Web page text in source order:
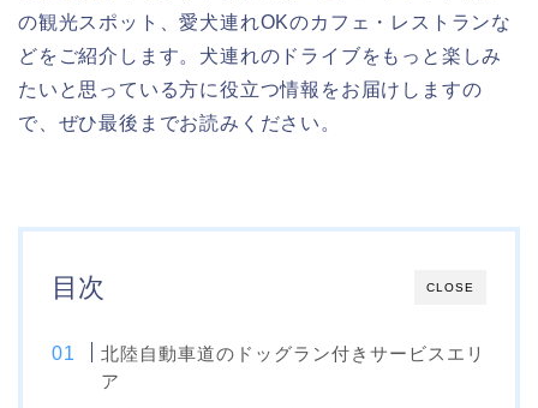
の観光スポット、愛犬連れOKのカフェ・レストランな
どをご紹介します。犬連れのドライブをもっと楽しみ
たいと思っている方に役立つ情報をお届けしますの
で、ぜひ最後までお読みください。
CLOSE
目次
北陸自動車道のドッグラン付きサービスエリ
ア